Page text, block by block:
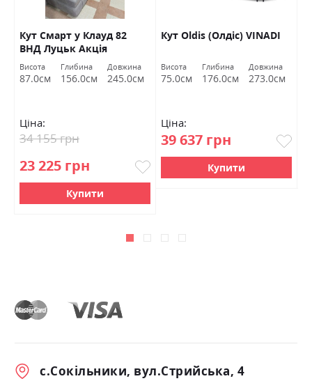
Кут Смарт у Клауд 82
ВНД Луцьк Акція
Висота
87.0см
Глибина
156.0см
Довжина
245.0см
Ціна:
23 225 грн
34 155 грн
Купити
Кут Oldis (Олдіс) VINADI
Висота
75.0см
Глибина
176.0см
Довжина
273.0см
Ціна:
39 637 грн
Купити
с.Сокільники, вул.Стрийська, 4